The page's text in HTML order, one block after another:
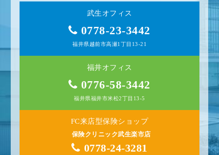
武生オフィス
0778-23-3442
福井県越前市高瀬1丁目13-21
福井オフィス
0776-58-3442
福井県福井市米松2丁目13-5
FC来店型保険ショップ
保険クリニック武生楽市店
0778-24-3281